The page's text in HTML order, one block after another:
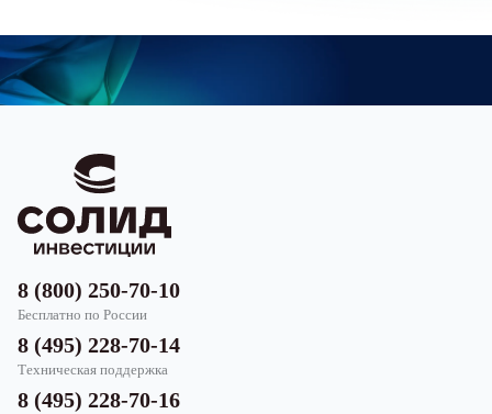
8 (800) 250-70-10
Бесплатно по России
8 (495) 228-70-14
Техническая поддержка
8 (495) 228-70-16